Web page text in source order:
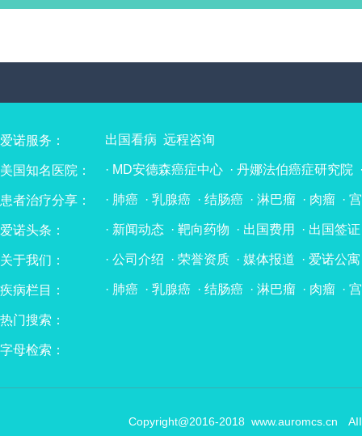
爱诺服务： 出国看病 远程咨询
美国知名医院： · MD安德森癌症中心 · 丹娜法伯癌症研究院
· Mayo Clinic 梅奥诊所 · 麻省总医院 · 纽约
希望之城（国际癌症研究与治疗中心） ·
费城儿童医院 · 宾夕法尼亚大学附属医院 ·
加州大学洛杉矶分校医学中心 ·
华盛顿大
患者治疗分享： · 肺癌 · 乳腺癌 · 结肠癌 · 淋巴瘤 · 肉瘤 ·
· 胆管癌 · 膀胱癌 · 神经内分泌肿瘤 · 头颈
神经母细胞瘤 · 肾母细胞瘤 · 肝母细胞瘤 ·
胰腺癌 · 腺样囊性癌 十二指肠癌 · 唾液
重大疾病（非肿瘤）
爱诺头条： · 新闻动态 · 靶向药物 · 出国费用 · 出国签证
关于我们： · 公司介绍 · 荣誉资质 · 媒体报道 · 爱诺公寓
疾病栏目： · 肺癌 · 乳腺癌 · 结肠癌 · 淋巴瘤 · 肉瘤 ·
热门搜索：
字母检索：
Copyright@2016-2018 www.auromcs.cn